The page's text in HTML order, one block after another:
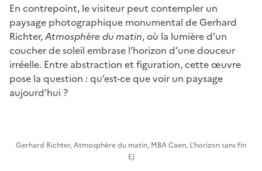
En contrepoint, le visiteur peut contempler un
paysage photographique monumental de Gerhard
Richter,Atmosphère du matin, où la lumière d’un
coucher de soleil embrase l’horizon d’une douceur
irréelle. Entre abstraction et figuration, cette œuvre
pose la question : qu’est-ce que voir un paysage
aujourd’hui ?
Gerhard Richter, Atmosphère du matin, MBA Caen, L'horizon sans fin
EJ